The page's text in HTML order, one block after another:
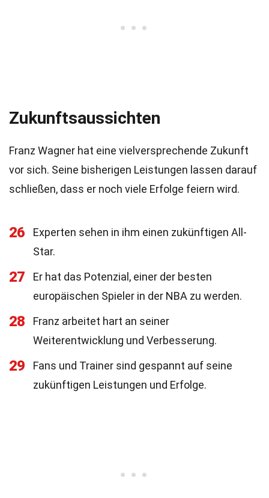
Zukunftsaussichten
Franz Wagner hat eine vielversprechende Zukunft
vor sich. Seine bisherigen Leistungen lassen darauf
schließen, dass er noch viele Erfolge feiern wird.
26
Experten sehen in ihm einen zukünftigen All-
Star.
27
Er hat das Potenzial, einer der besten
europäischen Spieler in der NBA zu werden.
28
Franz arbeitet hart an seiner
Weiterentwicklung und Verbesserung.
29
Fans und Trainer sind gespannt auf seine
zukünftigen Leistungen und Erfolge.